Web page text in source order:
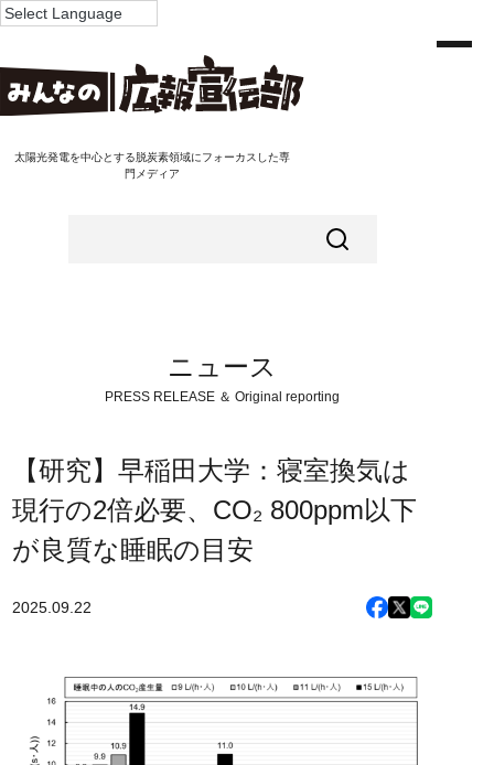
太陽光発電を中心とする脱炭素領域にフォーカスした専
門メディア
ニュース
PRESS RELEASE ＆ Original reporting
【研究】早稲田大学：寝室換気は
現行の2倍必要、CO₂ 800ppm以下
が良質な睡眠の目安
2025.09.22